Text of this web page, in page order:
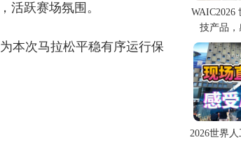
活跃赛场氛围。
本次马拉松平稳有序运行保
WAIC2026
技产品
2026世界